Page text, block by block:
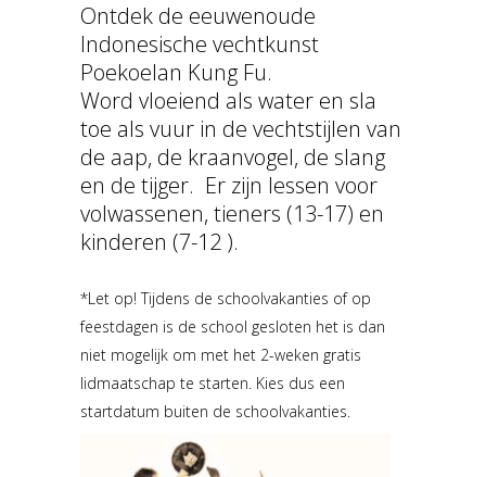
Ontdek de eeuwenoude
Indonesische vechtkunst
Poekoelan Kung Fu.
Word vloeiend als water en sla
toe als vuur in de vechtstijlen van
de aap, de kraanvogel, de slang
en de tijger. Er zijn lessen voor
volwassenen, tieners (13-17) en
kinderen (7-12 ).
*Let op! Tijdens de schoolvakanties of op
feestdagen is de school gesloten het is dan
niet mogelijk om met het 2-weken gratis
lidmaatschap te starten. Kies dus een
startdatum buiten de schoolvakanties.